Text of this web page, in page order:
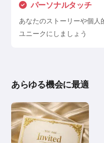
パーソナルタッチ
あなたのストーリーや個人
ユニークにしましょう
あらゆる機会に最適